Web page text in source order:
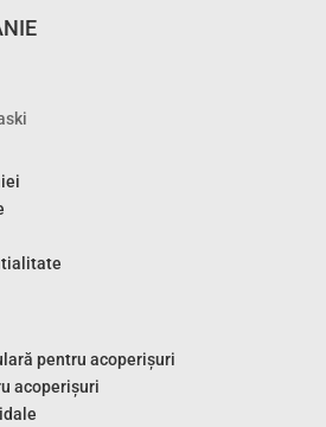
pentru acoperișuri
acoperișuri